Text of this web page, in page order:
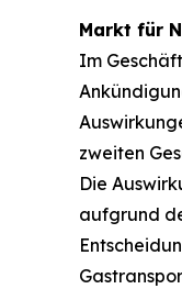
Markt für
Im
zweiten
Die
aufgrund